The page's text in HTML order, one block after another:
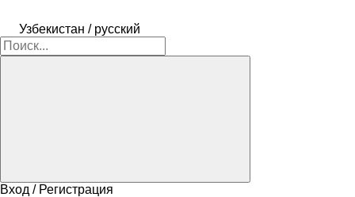
Узбекистан / русский
Вход / Регистрация